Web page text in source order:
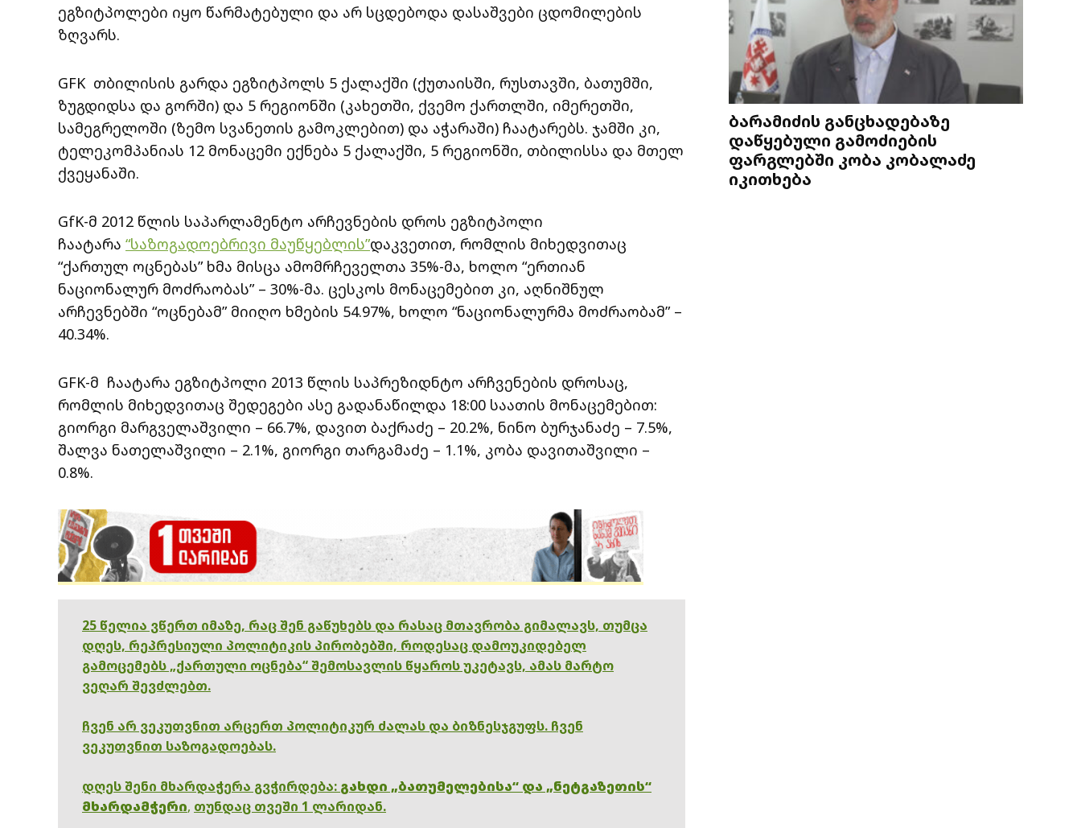
ეგზიტპოლები იყო წარმატებული და არ სცდებოდა დასაშვები ცდომილების
ზღვარს.
GFK თბილისის გარდა ეგზიტპოლს 5 ქალაქში (ქუთაისში, რუსთავში, ბათუმში,
ზუგდიდსა და გორში) და 5 რეგიონში (კახეთში, ქვემო ქართლში, იმერეთში,
სამეგრელოში (ზემო სვანეთის გამოკლებით) და აჭარაში) ჩაატარებს. ჯამში კი,
ტელეკომპანიას 12 მონაცემი ექნება 5 ქალაქში, 5 რეგიონში, თბილისსა და მთელ
ქვეყანაში.
GfK-მ 2012 წლის საპარლამენტო არჩევნების დროს ეგზიტპოლი
ჩაატარა “საზოგადოებრივი მაუწყებლის”დაკვეთით, რომლის მიხედვითაც
“ქართულ ოცნებას” ხმა მისცა ამომრჩეველთა 35%-მა, ხოლო “ერთიან
ნაციონალურ მოძრაობას” – 30%-მა. ცესკოს მონაცემებით კი, აღნიშნულ
არჩევნებში “ოცნებამ” მიიღო ხმების 54.97%, ხოლო “ნაციონალურმა მოძრაობამ” –
40.34%.
GFK-მ ჩაატარა ეგზიტპოლი 2013 წლის საპრეზიდნტო არჩვენების დროსაც,
რომლის მიხედვითაც შედეგები ასე გადანაწილდა 18:00 საათის მონაცემებით:
გიორგი მარგველაშვილი – 66.7%, დავით ბაქრაძე – 20.2%, ნინო ბურჯანაძე – 7.5%,
შალვა ნათელაშვილი – 2.1%, გიორგი თარგამაძე – 1.1%, კობა დავითაშვილი –
0.8%.
25 წელია ვწერთ იმაზე, რაც შენ გაწუხებს და რასაც მთავრობა გიმალავს, თუმცა
დღეს, რეპრესიული პოლიტიკის პირობებში, როდესაც დამოუკიდებელ
გამოცემებს „ქართული ოცნება“ შემოსავლის წყაროს უკეტავს, ამას მარტო
ვეღარ შევძლებთ.
ჩვენ არ ვეკუთვნით არცერთ პოლიტიკურ ძალას და ბიზნესჯგუფს. ჩვენ
ვეკუთვნით საზოგადოებას.
დღეს შენი მხარდაჭერა გვჭირდება: გახდი „ბათუმელებისა“ და „ნეტგაზეთის“
მხარდამჭერი, თუნდაც თვეში 1 ლარიდან.
ბარამიძის განცხადებაზე
დაწყებული გამოძიების
ფარგლებში კობა კობალაძე
იკითხება